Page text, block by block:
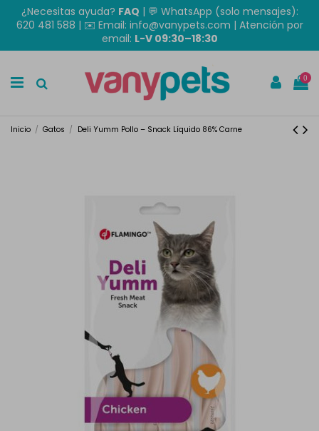
¿Necesitas ayuda? FAQ | 💬 WhatsApp (solo mensajes):
620 481 588 | ✉️ Email: info@vanypets.com | Atención por
email: L-V 09:30–18:30
0
Inicio Gatos Deli Yumm Pollo – Snack Líquido 86% Carne